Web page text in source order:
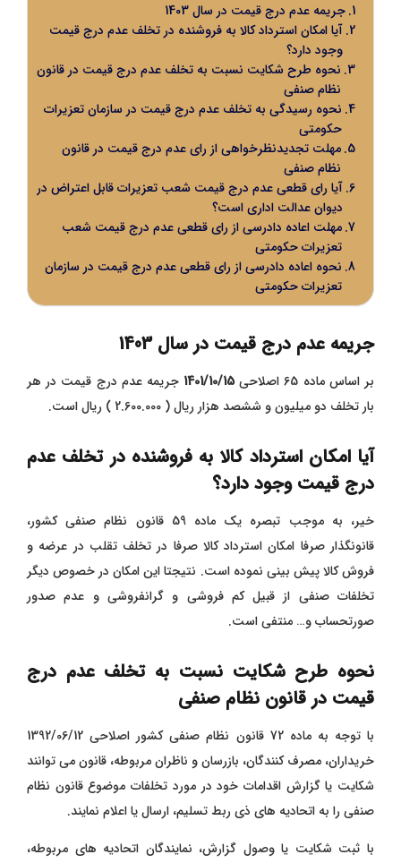
جریمه عدم درج قیمت در سال 1403
آیا امکان استرداد کالا به فروشنده در تخلف عدم درج قیمت
وجود دارد؟
نحوه طرح شکایت نسبت به تخلف عدم درج قیمت در قانون
نظام صنفی
نحوه رسیدگی به تخلف عدم درج قیمت در سازمان تعزیرات
حکومتی
مهلت تجدیدنظرخواهی از رای عدم درج قیمت در قانون
نظام صنفی
آیا رای قطعی عدم درج قیمت شعب تعزیرات قابل اعتراض در
دیوان عدالت اداری است؟
مهلت اعاده دادرسی از رای قطعی عدم درج قیمت شعب
تعزیرات حکومتی
نحوه اعاده دادرسی از رای قطعی عدم درج قیمت در سازمان
تعزیرات حکومتی
جریمه عدم درج قیمت در سال 1403
بر اساس ماده 65 اصلاحی 1401/10/15 جریمه عدم درج قیمت در هر
بار تخلف دو میلیون و ششصد هزار ریال ( 2.600.000 ) ریال است.
آیا امکان استرداد کالا به فروشنده در تخلف عدم
درج قیمت وجود دارد؟
خیر، به موجب تبصره یک ماده 59 قانون نظام صنفی کشور،
قانونگذار صرفا امکان استرداد کالا صرفا در تخلف تقلب در عرضه و
فروش کالا پیش بینی نموده است. نتیجتا این امکان در خصوص دیگر
تخلفات صنفی از قبیل کم فروشی و گرانفروشی و عدم صدور
صورتحساب و… منتفی است.
نحوه طرح شکایت نسبت به تخلف عدم درج
قیمت در قانون نظام صنفی
با توجه به ماده 72 قانون نظام صنفی کشور اصلاحی 1392/06/12
خریداران، مصرف کنندگان، بازرسان و ناظران مربوطه، قانون می توانند
شکایت یا گزارش اقدامات خود در مورد تخلفات موضوع قانون نظام
صنفی را به اتحادیه های ذی ربط تسلیم، ارسال یا اعلام نمایند.
با ثبت شکایت یا وصول گزارش، نمایندگان اتحادیه های مربوطه،